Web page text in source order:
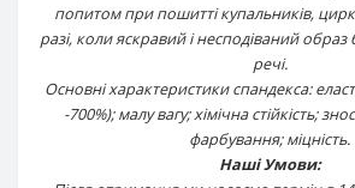
попитом при пошитті купальників,
разі, коли яскравий і несподіваний
речі.
Основні характеристики спандекса:
-700%); малу вагу; хімічна стійкість;
фарбування; міцність.
Наші Умови: